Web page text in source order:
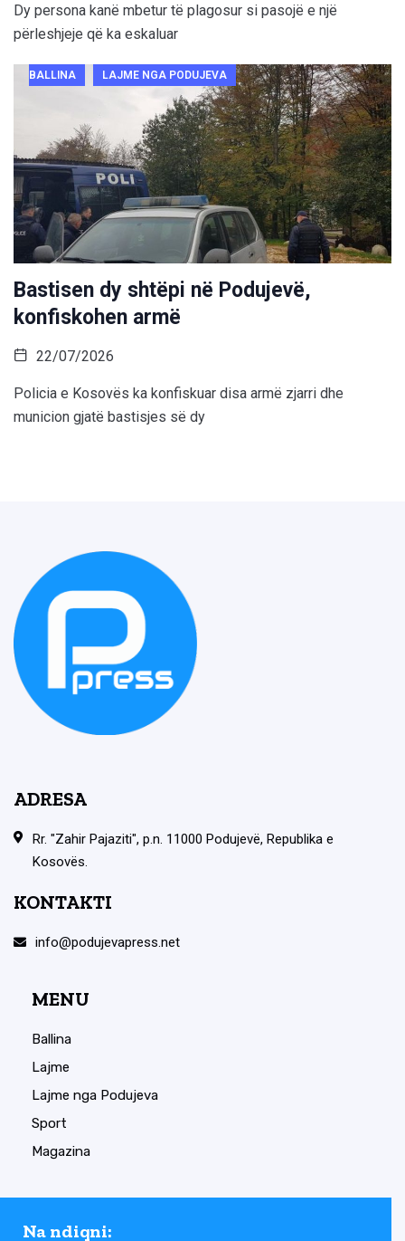
Dy persona kanë mbetur të plagosur si pasojë e një
përleshjeje që ka eskaluar
BALLINA LAJME NGA PODUJEVA
Bastisen dy shtëpi në Podujevë,
konfiskohen armë
22/07/2026
Policia e Kosovës ka konfiskuar disa armë zjarri dhe
municion gjatë bastisjes së dy
ADRESA
Rr. "Zahir Pajaziti", p.n. 11000 Podujevë, Republika e
Kosovës.
KONTAKTI
info@podujevapress.net
MENU
Ballina
Lajme
Lajme nga Podujeva
Sport
Magazina
Na ndiqni: